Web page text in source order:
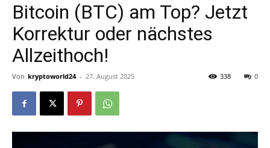
Bitcoin (BTC) am Top? Jetzt
Korrektur oder nächstes
Allzeithoch!
Von kryptoworld24 - 27. August 2025 0
338